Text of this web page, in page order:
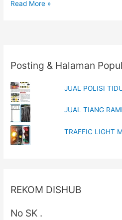
WARNING
Read More »
Posting & Halaman
JUAL POLISI
JUAL TIANG
TRAFFIC LIGHT
REKOM DISHUB
No SK .